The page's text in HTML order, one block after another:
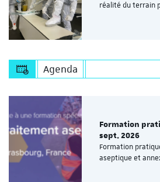
réalité du terrain
Agenda
Formation
sept. 2026
Formation
aseptique et